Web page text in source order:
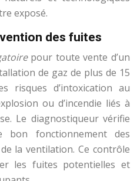
exposé.
des fuites
pour toute vente d’un
de gaz de plus de 15
risques d’intoxication au
ou d’incendie liés à
Le diagnostiqueur vérifie
bon fonctionnement des
la ventilation. Ce contrôle
les fuites potentielles et